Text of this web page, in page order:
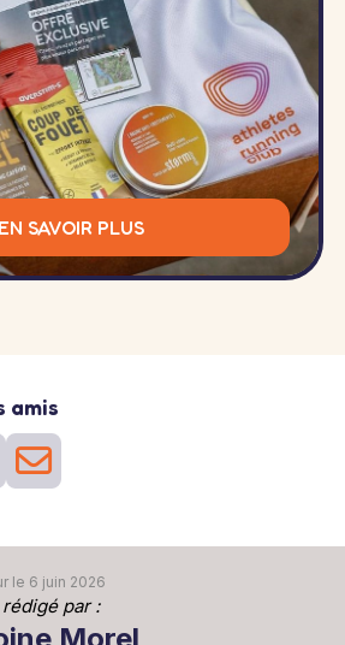
EN SAVOIR PLUS
amis
le 6 juin 2026
par :